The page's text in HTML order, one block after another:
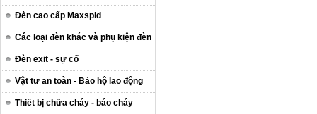
Đèn cao cấp Maxspid
Các loại đèn khác và phụ kiện đèn
Đèn exit - sự cố
Vật tư an toàn - Bảo hộ lao động
Thiết bị chữa cháy - báo cháy